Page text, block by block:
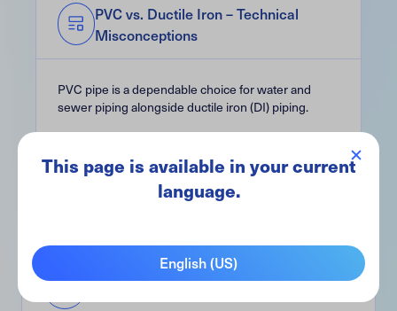
This page is available in your current
language.
English (US)
PVC vs. Ductile Iron – Technical
Misconceptions
PVC pipe is a dependable choice for water and
sewer piping alongside ductile iron (DI) piping.